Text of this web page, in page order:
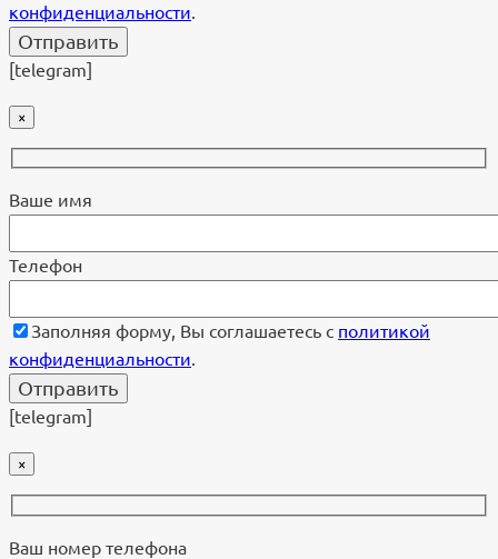
конфиденциальности.
[telegram]
×
Ваше имя
Телефон
Заполняя форму, Вы соглашаетесь с политикой
конфиденциальности.
[telegram]
×
Ваш номер телефона